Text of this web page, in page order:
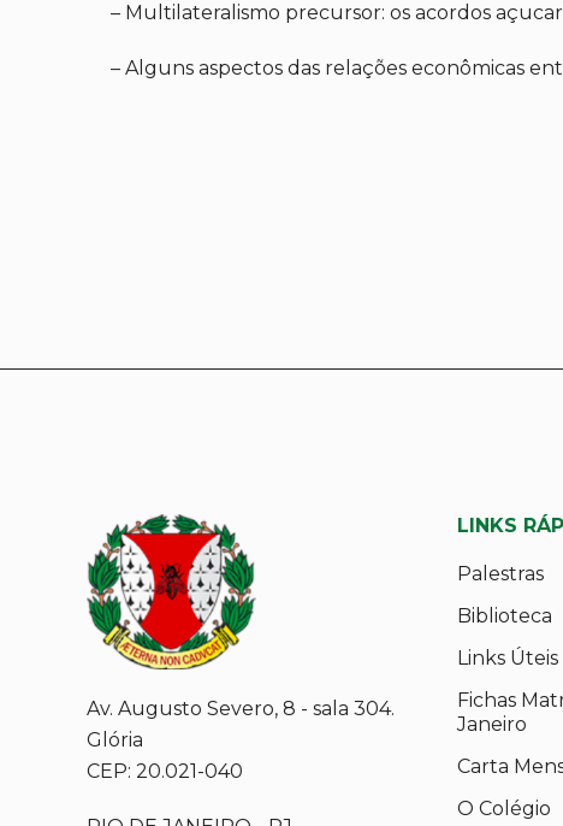
– Multilateralismo precursor: os acordos
– Alguns aspectos das relações econômicas
Av. Augusto Severo, 8 - sala 304.
Glória
CEP: 20.021-040
LINKS
Palestras
Biblioteca
Links Úteis
Fichas
Janeiro
Carta
O Colégio